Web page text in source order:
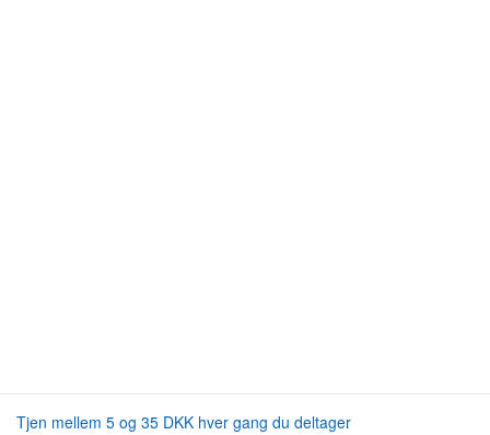
Tjen mellem 5 og 35 DKK hver gang du deltager